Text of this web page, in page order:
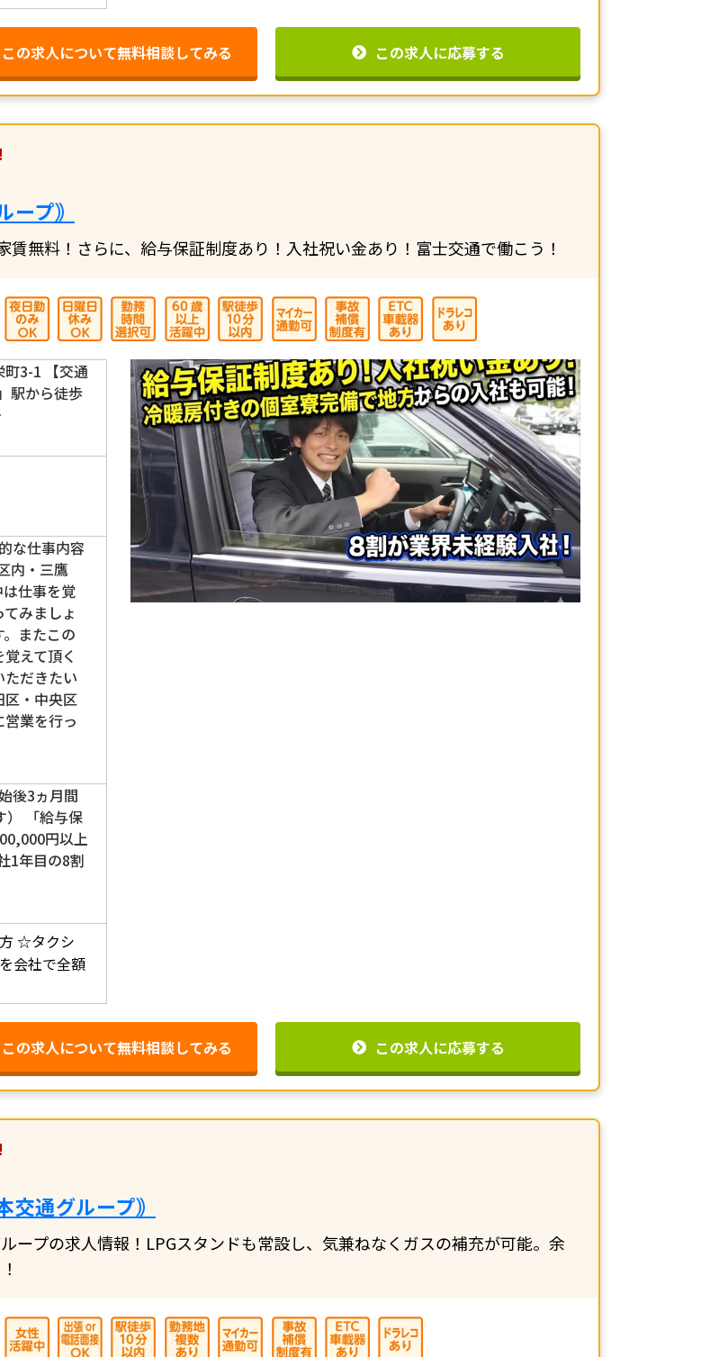
この求人について無料相談してみる この求人に応募する
プ｠
無料！さらに、給与保証制度あり！入社祝い金あり！富士交通で働こう！
町3-1 【交通
駅から徒歩
な仕事内容
内・三鷹
仕事を覚
みましょ
またこの
えて頂く
だきたい
区・中央区
業を行っ
後3ヵ月間
） 「給与保
円以上
1年目の8割
☆タクシ
会社で全額
この求人について無料相談してみる この求人に応募する
通グループ｠
ープの求人情報！LPGスタンドも常設し、気兼ねなくガスの補充が可能。余